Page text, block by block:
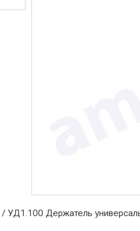
/ УД1.100 Держатель